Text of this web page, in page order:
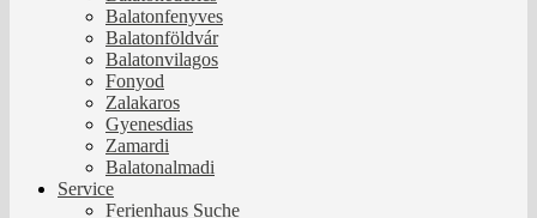
Balatonfenyves
Balatonföldvár
Balatonvilagos
Fonyod
Zalakaros
Gyenesdias
Zamardi
Balatonalmadi
Service
Ferienhaus Suche